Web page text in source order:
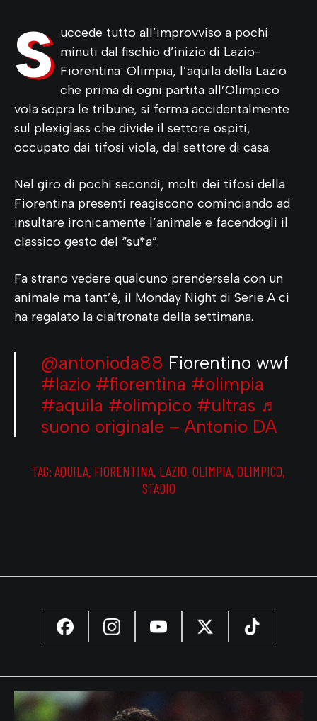
S uccede tutto all’improvviso a pochi
minuti dal fischio d’inizio di Lazio-
Fiorentina: Olimpia, l’aquila della Lazio
che prima di ogni partita all’Olimpico
vola sopra le tribune, si ferma accidentalmente
sul plexiglass che divide il settore ospiti,
occupato dai tifosi viola, dal settore di casa.
Nel giro di pochi secondi, molti dei tifosi della
Fiorentina presenti reagiscono cominciando ad
insultare ironicamente l’animale e facendogli il
classico gesto del “su*a”.
Fa strano vedere qualcuno prendersela con un
animale ma tant’è, il Monday Night di Serie A ci
ha regalato la cialtronata della settimana.
@antonioda88 Fiorentino wwf
#lazio #fiorentina #olimpia
#aquila #olimpico #ultras ♬
suono originale – Antonio DA
TAG: AQUILA, FIORENTINA, LAZIO, OLIMPIA, OLIMPICO,
STADIO